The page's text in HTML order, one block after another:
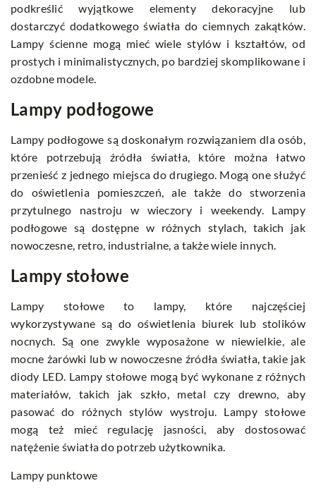
podkreślić wyjątkowe elementy dekoracyjne lub
dostarczyć dodatkowego światła do ciemnych zakątków.
Lampy ścienne mogą mieć wiele stylów i kształtów, od
prostych i minimalistycznych, po bardziej skomplikowane i
ozdobne modele.
Lampy podłogowe
Lampy podłogowe są doskonałym rozwiązaniem dla osób,
które potrzebują źródła światła, które można łatwo
przenieść z jednego miejsca do drugiego. Mogą one służyć
do oświetlenia pomieszczeń, ale także do stworzenia
przytulnego nastroju w wieczory i weekendy. Lampy
podłogowe są dostępne w różnych stylach, takich jak
nowoczesne, retro, industrialne, a także wiele innych.
Lampy stołowe
Lampy stołowe to lampy, które najczęściej
wykorzystywane są do oświetlenia biurek lub stolików
nocnych. Są one zwykle wyposażone w niewielkie, ale
mocne żarówki lub w nowoczesne źródła światła, takie jak
diody LED. Lampy stołowe mogą być wykonane z różnych
materiałów, takich jak szkło, metal czy drewno, aby
pasować do różnych stylów wystroju. Lampy stołowe
mogą też mieć regulację jasności, aby dostosować
natężenie światła do potrzeb użytkownika.
Lampy punktowe